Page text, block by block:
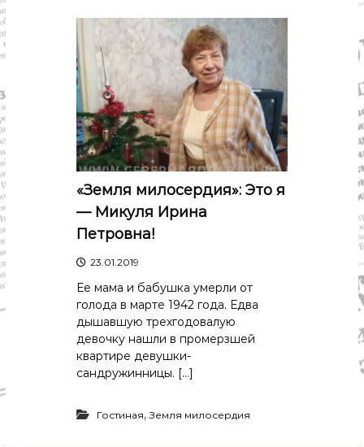
«Земля милосердия»: Это я
— Микуля Ирина
Петровна!
23.01.2019
Ее мама и бабушка умерли от
голода в марте 1942 года. Едва
дышавшую трехгодовалую
девочку нашли в промерзшей
квартире девушки-
сандружинницы. […]
Гостиная,Земля милосердия